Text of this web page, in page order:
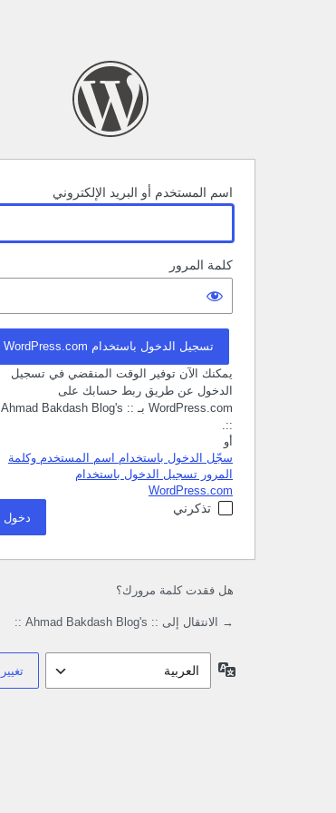
اسم المستخدم أو البريد الإلكتروني
كلمة المرور
تسجيل الدخول باستخدام WordPress.com
يمكنك الآن توفير الوقت المنقضي في تسجيل
الدخول عن طريق ربط حسابك على
WordPress.com بـ :: Ahmad Bakdash Blog's
::.
أو
سجّل الدخول باستخدام اسم المستخدم وكلمة
المرور تسجيل الدخول باستخدام
WordPress.com
تذكرني
هل فقدت كلمة مرورك؟
→ الانتقال إلى :: Ahmad Bakdash Blog's ::
اللغة